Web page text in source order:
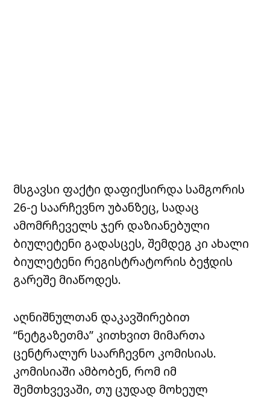
მსგავსი ფაქტი დაფიქსირდა სამგორის
26-ე საარჩევნო უბანზეც, სადაც
ამომრჩეველს ჯერ დაზიანებული
ბიულეტენი გადასცეს, შემდეგ კი ახალი
ბიულეტენი რეგისტრატორის ბეჭდის
გარეშე მიაწოდეს.
აღნიშნულთან დაკავშირებით
“ნეტგაზეთმა” კითხვით მიმართა
ცენტრალურ საარჩევნო კომისიას.
კომისიაში ამბობენ, რომ იმ
შემთხვევაში, თუ ცუდად მოხეულ